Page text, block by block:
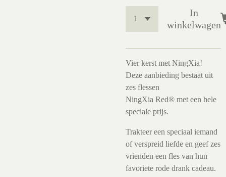
In
winkelwagen
Vier kerst met NingXia!
Deze aanbieding bestaat uit
zes flessen
NingXia Red® met een hele
speciale prijs.
Trakteer een speciaal iemand
of verspreid liefde en geef zes
vrienden een fles van hun
favoriete rode drank cadeau.